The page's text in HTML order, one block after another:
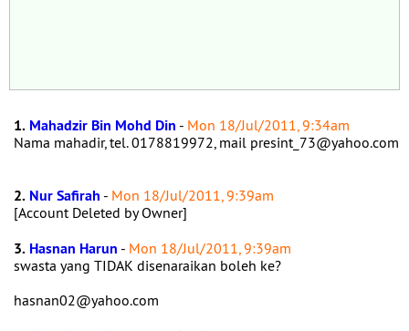
1. Mahadzir Bin Mohd Din - Mon 18/Jul/2011, 9:34am
Nama mahadir, tel. 0178819972, mail presint_73@yahoo.com
2. Nur Safirah - Mon 18/Jul/2011, 9:39am
[Account Deleted by Owner]
3. Hasnan Harun - Mon 18/Jul/2011, 9:39am
swasta yang TIDAK disenaraikan boleh ke?
hasnan02@yahoo.com